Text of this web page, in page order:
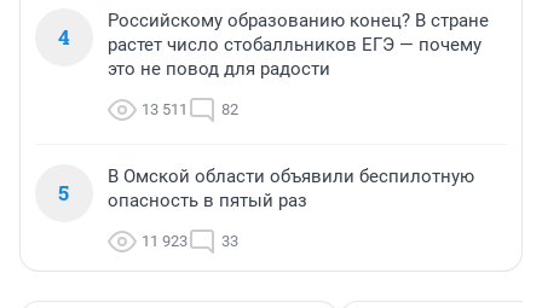
4
Российскому образованию конец? В стране
растет число стобалльников ЕГЭ — почему
это не повод для радости
13 511 82
5
В Омской области объявили беспилотную
опасность в пятый раз
11 923 33